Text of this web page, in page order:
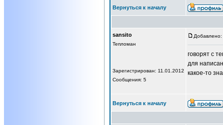
Вернуться к началу
sansito
Тепломан
Зарегистрирован: 11.01.2012
Сообщения: 5
Добавлено:
говорят с
для
какое-то
Вернуться к началу